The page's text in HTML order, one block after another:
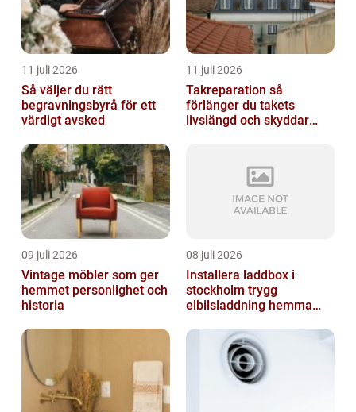
11 juli 2026
Så väljer du rätt
begravningsbyrå för ett
värdigt avsked
11 juli 2026
Takreparation så
förlänger du takets
livslängd och skyddar
09 juli 2026
Vintage möbler som ger
hemmet personlighet och
historia
08 juli 2026
Installera laddbox i
stockholm trygg
elbilsladdning hemma